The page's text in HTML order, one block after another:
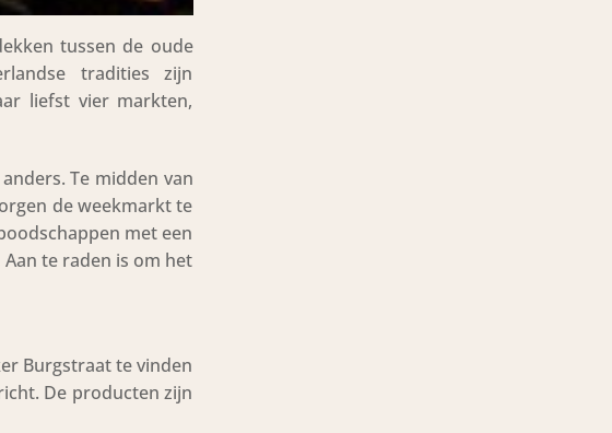
tussen de oude
tradities zijn
liefst vier markten,
Te midden van
de weekmarkt te
met een
te raden is om het
Burgstraat te vinden
De producten zijn